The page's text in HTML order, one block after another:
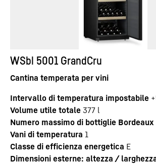
WSbl 5001 GrandCru
Cantina temperata per vini
Intervallo di temperatura impostabile
Volume utile totale 377 l
Numero massimo di bottiglie Bordeaux
Vani di temperatura 1
Classe di efficienza energetica E
Dimensioni esterne: altezza /